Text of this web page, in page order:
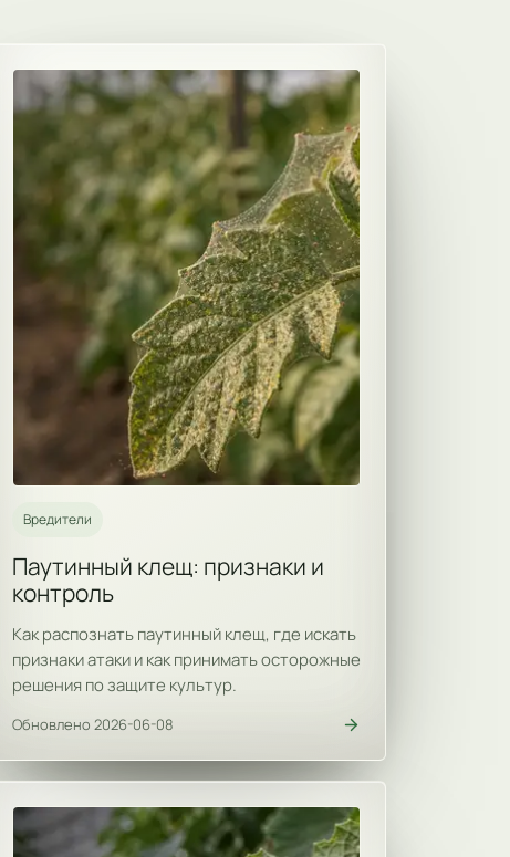
Вредители
Паутинный клещ: признаки и
контроль
Как распознать паутинный клещ, где искать
признаки атаки и как принимать осторожные
решения по защите культур.
Обновлено 2026-06-08